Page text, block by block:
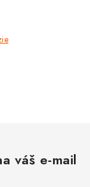
váš e-mail